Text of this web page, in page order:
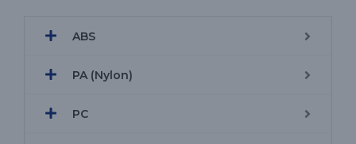
ABS
PA (Nylon)
PC